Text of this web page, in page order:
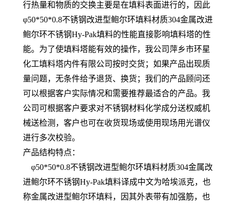
行热量和物质的交换主要是在填料表面进行的，因此
φ50*50*0.8不锈钢改进型鲍尔环填料材质304金属改进
鲍尔环不锈钢Hy-Pak填料的性能直接影响填料塔的性
能。为了使填料塔能有效的操作，我公司萍乡市环星
化工填料塔内件有限公司按时交货；如果产品出现质
量问题，无条件给予退货、换货；我们的产品顾问还
可以根据客户实际情况和需要推荐最适合的产品。我
公司可根据客户要求对不锈钢材料化学成分送权威机
械送检测，客户也可在收货现场或使用现场用光谱仪
进行多次校验。
产品结构特点：
φ50*50*0.8不锈钢改进型鲍尔环填料材质304金属改
进鲍尔环不锈钢Hy-Pak填料译成中文为哈埃派克，也
称金属改进型鲍尔环填料，因其外表带有加强筋，也